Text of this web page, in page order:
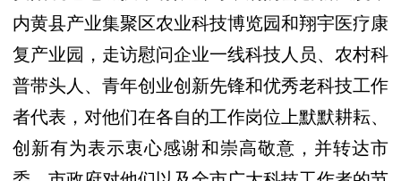
内黄县产业集聚区农业科技博览园和翔宇医疗康
复产业园，走访慰问企业一线科技人员、农村科
普带头人、青年创业创新先锋和优秀老科技工作
者代表，对他们在各自的工作岗位上默默耕耘、
创新有为表示衷心感谢和崇高敬意，并转达市